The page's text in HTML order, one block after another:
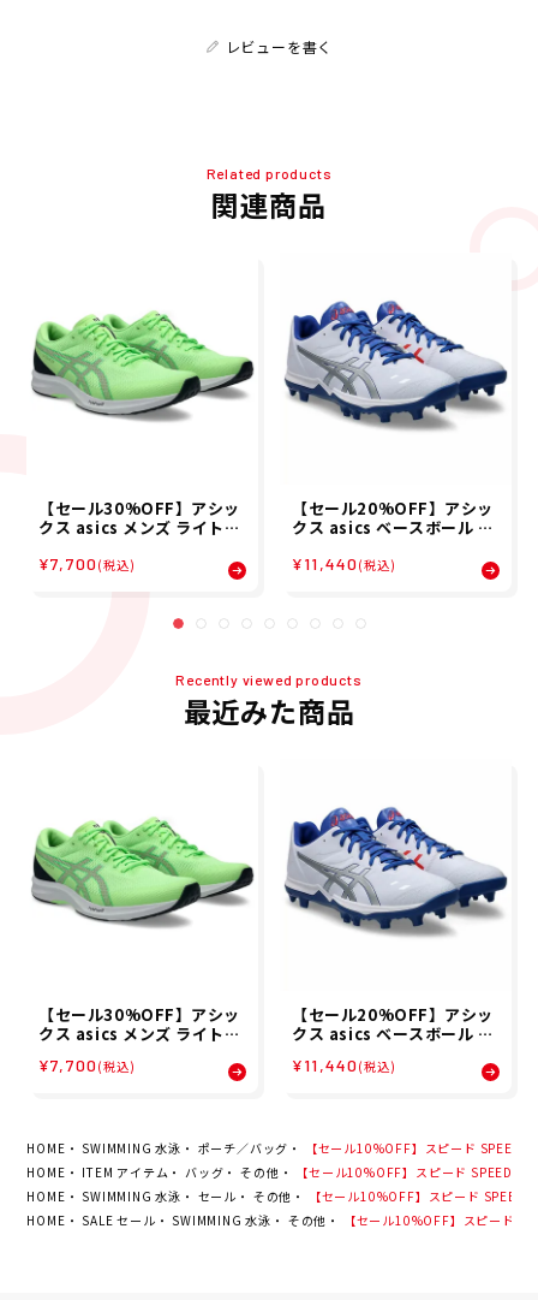
レビューを書く
Related products
関連商品
【セール30%OFF】アシッ
クス asics メンズ ライトレ
ンニング シューズ 1011B9
¥7,700 (税込)
【セール20%OFF】アシッ
クス asics ベースボール 野
パイク ゴールドステージ フ
ァング GOLDSTAGE FANG
性 25FA 秋冬
¥11,440 (税込)
Recently viewed products
最近みた商品
【セール30%OFF】アシッ
クス asics メンズ ライトレ
ンニング シューズ 1011B9
¥7,700 (税込)
【セール20%OFF】アシッ
クス asics ベースボール 野
パイク ゴールドステージ フ
¥11,440 (税込)
HOME SWIMMING 水泳 ポーチ／バッグ
【セール10%OFF】スピード
HOME
ITEM アイテム バッグ その他
【セール10%OFF】スピード SPEEDO
HOME
SWIMMING 水泳 セール その他
【セール10%OFF】スピード
HOME
SALE セール SWIMMING 水泳 その他 【セール10%OFF】スピード